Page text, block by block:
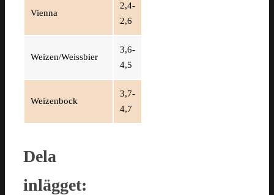
Vienna
2,4-
2,6
Weizen/Weissbier
3,6-
4,5
Weizenbock
3,7-
4,7
Dela
inlägget: